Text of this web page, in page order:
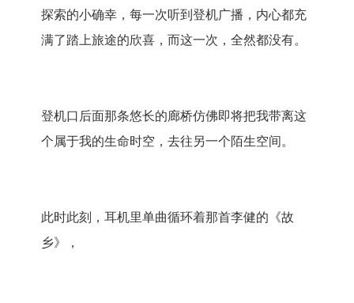
探索的小确幸，每一次听到登机广播，内心都充
满了踏上旅途的欣喜，而这一次，全然都没有。
登机口后面那条悠长的廊桥仿佛即将把我带离这
个属于我的生命时空，去往另一个陌生空间。
此时此刻，耳机里单曲循环着那首李健的《故
乡》，